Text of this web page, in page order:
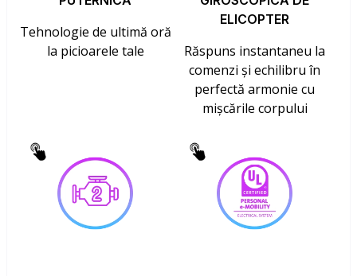
Tehnologie de ultimă oră
la picioarele tale
ELICOPTER
Răspuns instantaneu la
comenzi și echilibru în
perfectă armonie cu
mișcările corpului